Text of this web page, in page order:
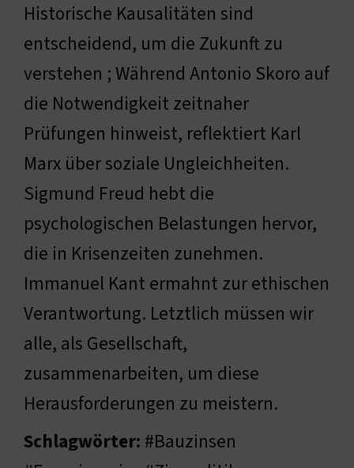
Historische Kausalitäten sind
entscheidend, um die Zukunft zu
verstehen ; Während Antonio Skoro auf
die Notwendigkeit zeitnaher
Prüfungen hinweist, reflektiert Karl
Marx über soziale Ungleichheiten.
Sigmund Freud hebt die
psychologischen Belastungen hervor,
die in Krisenzeiten zunehmen.
Immanuel Kant ermahnt zur ethischen
Verantwortung. Letztlich müssen wir
alle, als Gesellschaft,
zusammenarbeiten, um diese
Herausforderungen zu meistern.
Schlagwörter: #Bauzinsen